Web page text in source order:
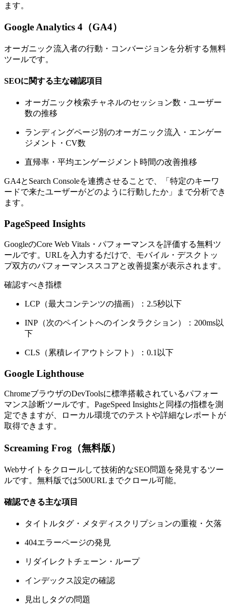
ます。
Google Analytics 4（GA4）
オーガニック流入者の行動・コンバージョンを分析する無料
ツールです。
SEOに関する主な確認項目
オーガニック検索チャネルのセッション数・ユーザー
数の推移
ランディングページ別のオーガニック流入・エンゲー
ジメント・CV数
直帰率・平均エンゲージメント時間の改善推移
GA4とSearch Consoleを連携させることで、「特定のキーワ
ードで来たユーザーがどのように行動したか」まで分析でき
ます。
PageSpeed Insights
GoogleのCore Web Vitals・パフォーマンスを評価する無料ツ
ールです。URLを入力するだけで、モバイル・デスクトッ
プ双方のパフォーマンススコアと改善提案が表示されます。
確認すべき指標
LCP（最大コンテンツの描画）：2.5秒以下
INP（次のペイントへのインタラクション）：200ms以
下
CLS（累積レイアウトシフト）：0.1以下
Google Lighthouse
ChromeブラウザのDevToolsに標準搭載されているパフォー
マンス診断ツールです。PageSpeed Insightsと同様の指標を測
定できますが、ローカル環境でのテストや詳細なレポートが
取得できます。
Screaming Frog（無料版）
Webサイトをクロールして技術的なSEO問題を発見するツー
ルです。無料版では500URLまでクロール可能。
確認できる主な項目
タイトルタグ・メタディスクリプションの重複・欠落
404エラーページの発見
リダイレクトチェーン・ループ
インデックス設定の確認
見出しタグの問題